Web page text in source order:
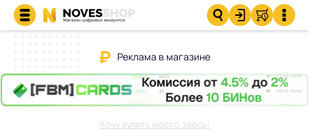
Реклама в магазине
Хочу купить место здесь!